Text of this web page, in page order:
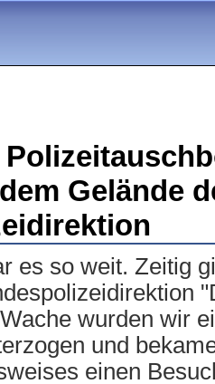
Gelände
es so weit. Zeitig
wurden wir
und
einen